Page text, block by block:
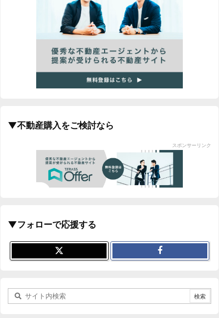
▼不動産購入をご検討なら
スポンサーリンク
▼フォローで応援する